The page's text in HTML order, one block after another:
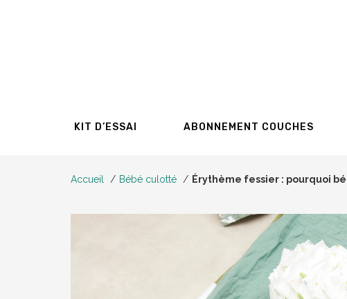
KIT D’ESSAI ABONNEMENT COUCHES
Accueil Bébé culotté Érythème fessier : pourquoi